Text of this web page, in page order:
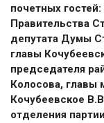
почетных
Правительства
депутата Думы
главы
председателя
Колосова, главы
Кочубеевское
отделения